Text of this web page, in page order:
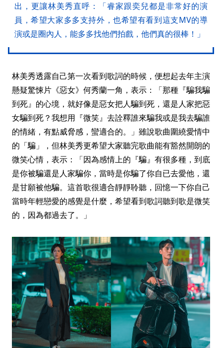
出，更讓林美秀直呼：「睿家跟奕兒都是非常好的演
員，希望大家多多支持外，也希望有看到這支MV的導
演或是圈內人，能多多找他們拍戲，他們真的很棒！」
林美秀透露自己第一次看到歌詞的時候，便想起去年主演
懸疑驚悚片《惡女》何秀蘭一角，表示：「那種『騙我騙
到死』的心境，就好像是惡女把人騙到死，還是人家把惡
女騙到死？我想用『微笑』去詮釋誰來騙我或是我去騙誰
的情緒，有點威脅感，蠻適合的。」雖說歌曲圍繞愛情中
的「騙」，但林美秀更希望大家聽完歌曲能有豁然開朗的
微笑心情，表示：「因為感情上的『騙』有很多種，到底
是你被騙還是人家騙你，當時是你騙了你自已去愛他，還
是甘願被他騙。這首歌很適合靜靜聆聽，回憶一下你自己
當時年輕戀愛的感覺是什麼，希望看到歌詞聽到歌是微笑
的，因為都過去了。」